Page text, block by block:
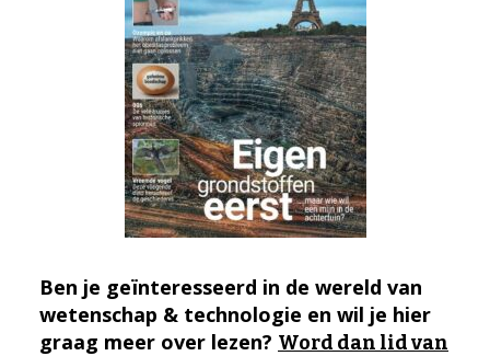
Ben je geïnteresseerd in de wereld van
wetenschap & technologie en wil je hier
graag meer over lezen? Word dan lid van